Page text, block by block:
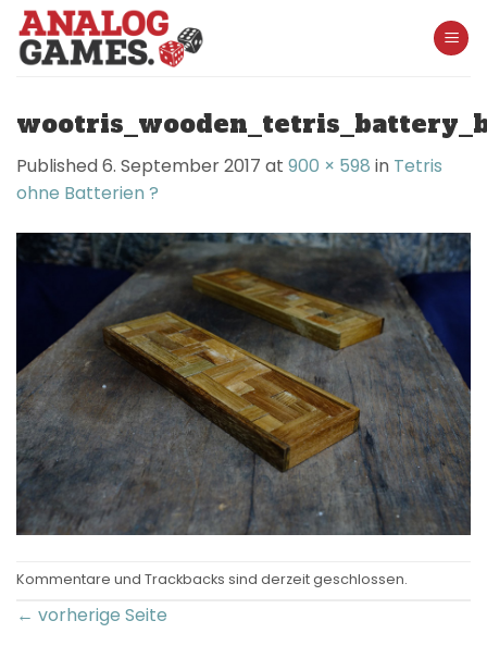
Skip
content
Published6. September 2017 at 900 × 598 in Tetris
ohne Batterien ?
Kommentare und Trackbacks sind derzeit geschlossen.
← vorherige Seite